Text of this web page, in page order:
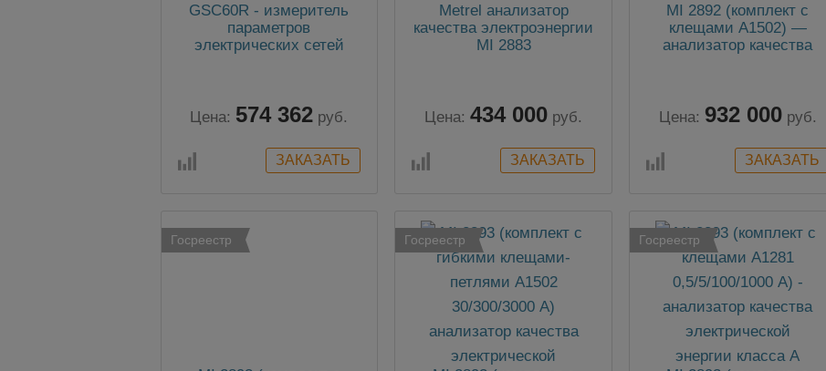
GSC60R - измеритель
параметров
электрических сетей
Цена: 574 362 руб.
Metrel анализатор
качества электроэнергии
MI 2883
Цена: 434 000 руб.
MI 2892 (комплект с
клещами А1502) —
анализатор качества
Цена: 932 000 руб.
Госреестр Госреестр Госреестр